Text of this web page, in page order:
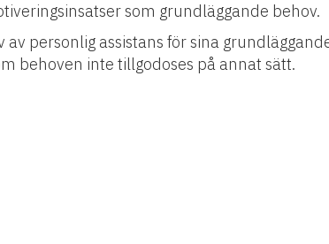
som grundläggande behov.
av personlig assistans för sina
behoven inte tillgodoses på annat sätt.